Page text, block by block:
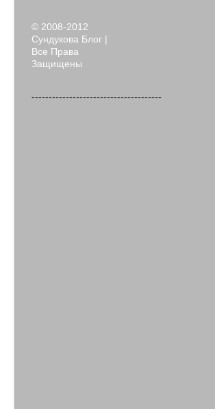
© 2008-2012
Сундукова Блог |
Все Права
Защищены
--------------------------------------